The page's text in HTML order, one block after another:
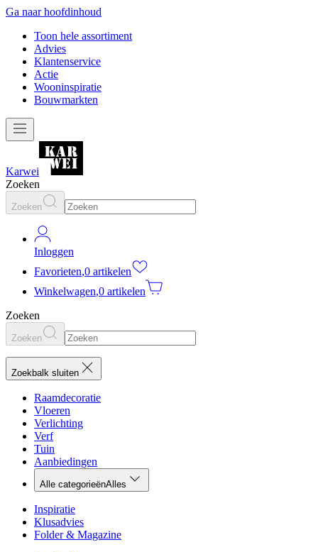
Ga naar hoofdinhoud
Toon hele assortiment
Advies
Klantenservice
Actie
Wooninspiratie
Bouwmarkten
Karwei
Zoeken
Zoeken
Inloggen
Favorieten,0 artikelen
Winkelwagen,0 artikelen
Zoeken
Zoeken
Zoekbalk sluiten
Raamdecoratie
Vloeren
Verlichting
Verf
Tuin
Aanbiedingen
Alle categorieënAlles
Inspiratie
Klusadvies
Folder & Magazine